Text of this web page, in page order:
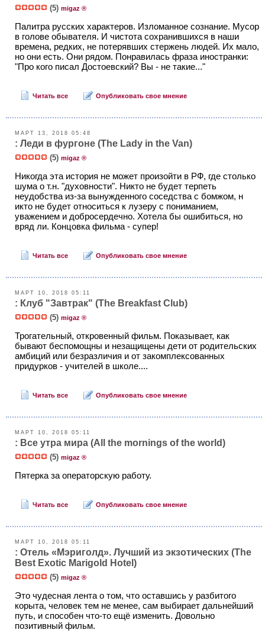
(5) migaz ®
Палитра русских характеров. Изломанное сознание. Мусор
в голове обывателя. И чистота сохранившихся в наши
времена, редких, не потерявших стержень людей. Их мало,
но они есть. Они рядом. Понравилась фраза иностранки:
"Про кого писал Достоевский? Вы - не такие..."
Читать все Опубликовать свое мнение
МАРТ 13, 2018 05:48
: Леди в фургоне (The Lady in the Van)
(5) migaz ®
Никогда эта история не может произойти в РФ, где столько
шума о т.н. "духовности". Никто не будет терпеть
неудобства из-за вынужденного соседства с бомжом, н
икто не будет относиться к лузеру с пониманием,
уважением и добросердечно. Хотела бы ошибиться, но
вряд ли. Концовка фильма - супер!
Читать все Опубликовать свое мнение
МАРТ 10, 2018 05:11
: Клуб "Завтрак" (The Breakfast Club)
(5) migaz ®
Трогательный, откровенный фильм. Показывает, как
бывают беспомощны и незащищены дети от родительских
амбиций или безразличия и от закомплексованных
придурков - учителей в школе....
Читать все Опубликовать свое мнение
МАРТ 10, 2018 05:11
: Все утра мира (Аll the mornings of the world)
(5) migaz ®
Пятерка за операторскую работу.
Читать все Опубликовать свое мнение
МАРТ 10, 2018 05:11
: Отель «Мэриголд». Лучший из экзотических (The
Best Exotic Marigold Hotel)
(5) migaz ®
Это чудесная лента о том, что оставшись у разбитого
корыта, человек тем не менее, сам выбирает дальнейший
путь, и способен что-то ещё изменить. Довольно
позитивный фильм.